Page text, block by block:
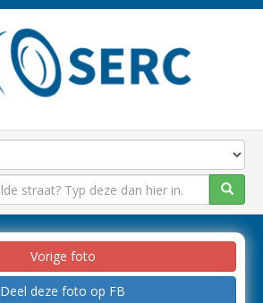
Vorige foto
Deel deze foto op FB